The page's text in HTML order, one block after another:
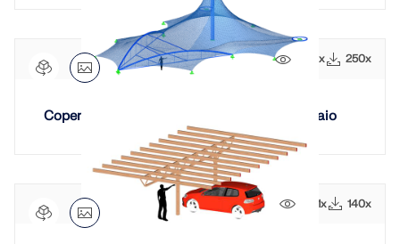
2414x 250x
Copertura a membrana con struttura in acciaio
1601x 140x